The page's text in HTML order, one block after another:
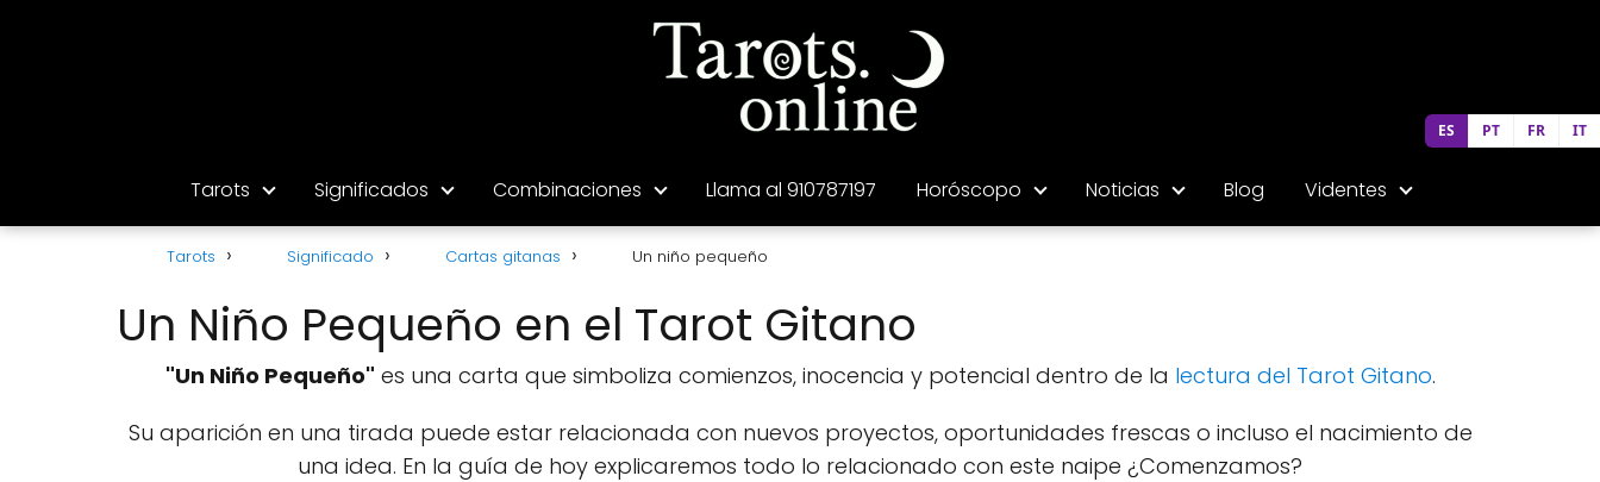
Tarots Significados Combinaciones Llama al 910787197 Horóscopo Noticias Blog Videntes
Tarots Significado Cartas gitanas Un niño pequeño
Un Niño Pequeño en el Tarot Gitano
"Un Niño Pequeño" es una carta que simboliza comienzos, inocencia y potencial dentro de la lectura del Tarot Gitano.
Su aparición en una tirada puede estar relacionada con nuevos proyectos, oportunidades frescas o incluso el nacimiento de
una idea. En la guía de hoy explicaremos todo lo relacionado con este naipe ¿Comenzamos?
ES PT FR IT